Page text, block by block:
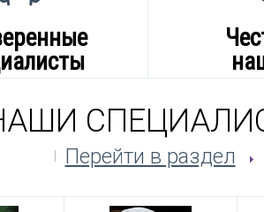
Перейти в раздел